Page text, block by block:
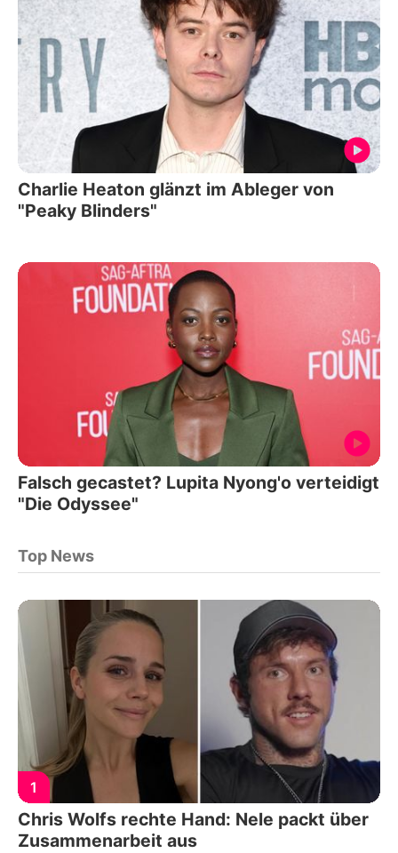
Charlie Heaton glänzt im Ableger von
"Peaky Blinders"
Falsch gecastet? Lupita Nyong'o verteidigt
"Die Odyssee"
Top News
1
Chris Wolfs rechte Hand: Nele packt über
Zusammenarbeit aus